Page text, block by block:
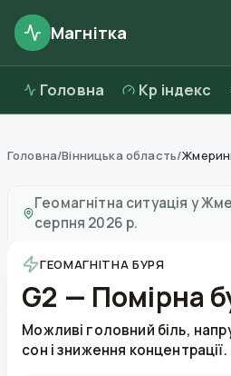
Магнітка
Головна Kp індекс
Головна/Вінницька область/
Геомагнітна ситуація у
серпня 2026 р.
ГЕОМАГНІТНА БУРЯ
G2 — Помірна
Можливі головний біль,
сон і зниження концентрації.